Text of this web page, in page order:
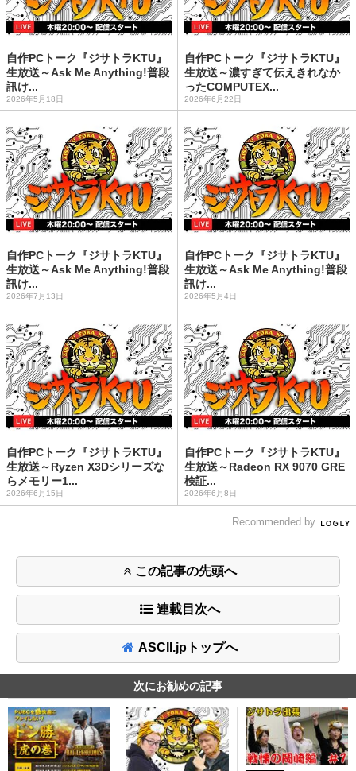
自作PCトーク『ジサトラKTU』
生放送～Ask Me Anything!普段
訊け...
2026年5月18日
自作PCトーク『ジサトラKTU』
生放送～濃すぎて伝えきれなか
ったCOMPUTEX...
2026年6月22日
自作PCトーク『ジサトラKTU』
生放送～Ask Me Anything!普段
訊け...
2026年7月13日
自作PCトーク『ジサトラKTU』
生放送～Ask Me Anything!普段
訊け...
2026年5月4日
自作PCトーク『ジサトラKTU』
生放送～Ryzen X3Dシリーズな
らメモリー1...
2026年6月15日
自作PCトーク『ジサトラKTU』
生放送～Radeon RX 9070 GRE
検証...
2026年6月8日
Recommended by
この記事の先頭へ
連載目次へ
ASCII.jpトップへ
次にお勧めの記事